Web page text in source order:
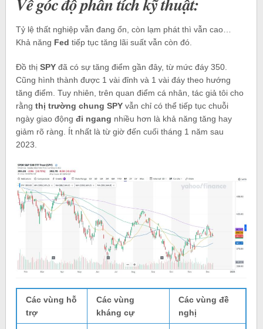
Về góc độ phân tích kỹ thuật:
Tỷ lệ thất nghiệp vẫn đang ổn, còn lạm phát thì vẫn cao…
Khả năng Fed tiếp tục tăng lãi suất vẫn còn đó.
Đồ thịSPY đã có sự tăng điểm gần đây, từ mức đáy 350.
Cũng hình thành được 1 vài đỉnh và 1 vài đáy theo hướng
tăng điểm. Tuy nhiên, trên quan điểm cá nhân, tác giả tôi cho
rằngthị trường chung SPY vẫn chỉ có thể tiếp tục chuỗi
ngày giao độngđi ngang nhiều hơn là khả năng tăng hay
giảm rõ ràng. Ít nhất là từ giờ đến cuối tháng 1 năm sau
2023.
Các vùng hỗ
trợ
Các vùng
kháng cự
Các vùng đề
nghị